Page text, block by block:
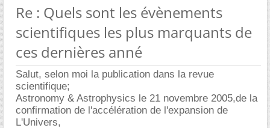
Re : Quels sont les évènements
scientifiques les plus marquants de
ces dernières anné
Salut, selon moi la publication dans la revue
scientifique;
Astronomy & Astrophysics le 21 novembre 2005,de la
confirmation de l'accélération de l'expansion de
L'Univers,